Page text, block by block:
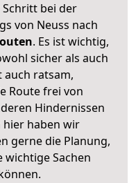
bei der
von Neuss nach
. Es ist wichtig,
sicher als auch
auch ratsam,
Route frei von
Hindernissen
hier haben wir
gerne die Planung,
wichtige Sachen